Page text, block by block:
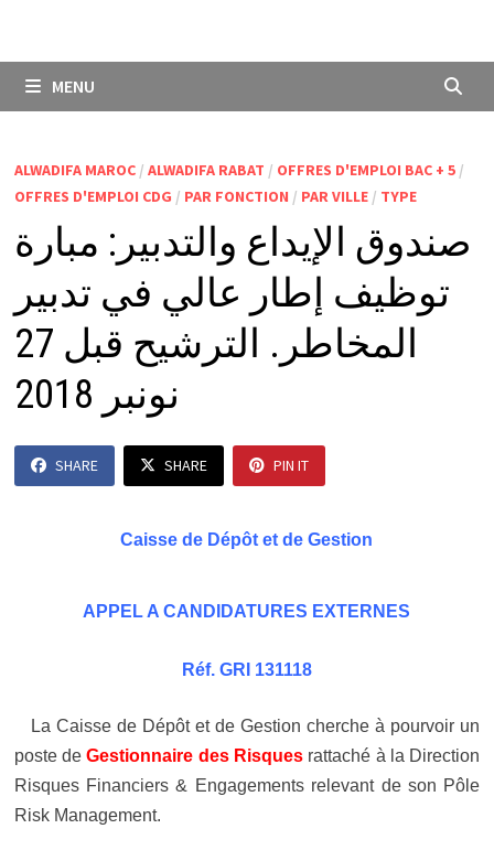
MENU
ALWADIFA MAROC/ ALWADIFA RABAT / OFFRES D'EMPLOI BAC + 5/
OFFRES D'EMPLOI CDG / PAR FONCTION / PAR VILLE/ TYPE
صندوق الإيداع والتدبير: مبارة
توظيف إطار عالي في تدبير
المخاطر. الترشيح قبل 27
نونبر 2018
SHARE SHARE PIN IT
Caisse de Dépôt et de Gestion
APPEL A CANDIDATURES EXTERNES
Réf. GRI 131118
La Caisse de Dépôt et de Gestion cherche à pourvoir un
poste deGestionnaire des Risques rattaché à la Direction
Risques Financiers & Engagements relevant de son Pôle
Risk Management.